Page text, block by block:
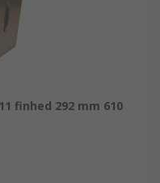
finhed 292 mm 610